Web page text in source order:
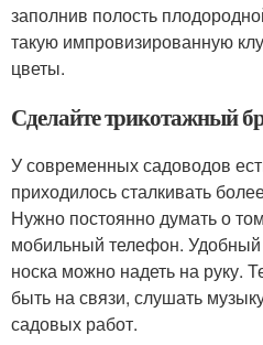
заполнив полость
такую импровизированную
цветы.
Сделайте трикотажный
У современных садоводов
приходилось сталкивать
Нужно постоянно думать о
мобильный телефон. Удобный
носка можно надеть на руку.
быть на связи, слушать
садовых работ.